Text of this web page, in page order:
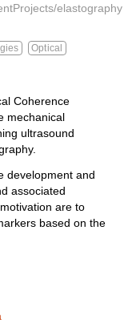
elastography
Optical
Coherence
mechanical
ultrasound
development and
associated
are to
based on the